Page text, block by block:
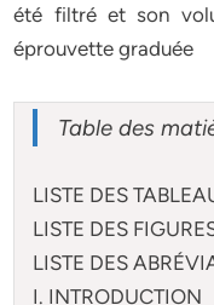
été filtré et son
éprouvette graduée
Table des
LISTE DES
LISTE DES
LISTE DES
I. INTRODUCTION